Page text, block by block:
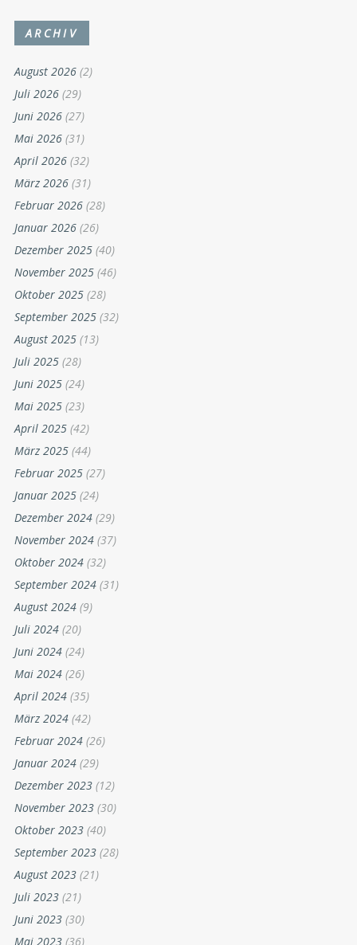
Wörgl (3.756)
ARCHIV
August 2026(2)
Juli 2026(29)
Juni 2026(27)
Mai 2026(31)
April 2026 (32)
März 2026 (31)
Februar 2026(28)
Januar 2026(26)
Dezember 2025(40)
November 2025
Oktober 2025(28)
September 2025
August 2025(13)
Juli 2025(28)
Juni 2025(24)
Mai 2025(23)
April 2025 (42)
März 2025 (44)
Februar 2025(27)
Januar 2025(24)
Dezember 2024
November 2024
Oktober 2024(32)
September 2024
August 2024(9)
Juli 2024(20)
Juni 2024(24)
Mai 2024(26)
April 2024 (35)
März 2024 (42)
Februar 2024(26)
Januar 2024(29)
Dezember 2023(12)
November 2023
Oktober 2023(40)
September 2023